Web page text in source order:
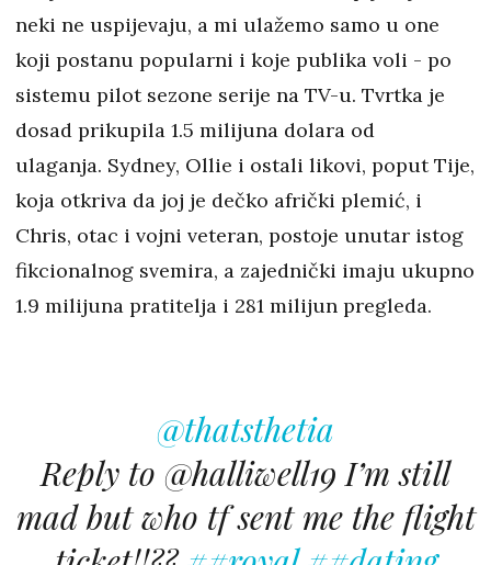
neki ne uspijevaju, a mi ulažemo samo u one
koji postanu popularni i koje publika voli - po
sistemu pilot sezone serije na TV-u. Tvrtka je
dosad prikupila 1.5 milijuna dolara od
ulaganja. Sydney, Ollie i ostali likovi, poput Tije,
koja otkriva da joj je dečko afrički plemić, i
Chris, otac i vojni veteran, postoje unutar istog
fikcionalnog svemira, a zajednički imaju ukupno
1.9 milijuna pratitelja i 281 milijun pregleda.
@thatsthetia
Reply to @halliwell19 I’m still
mad but who tf sent me the flight